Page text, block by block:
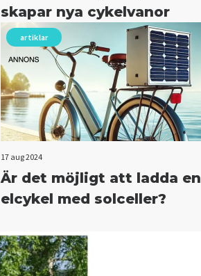
skapar nya cykelvanor
artiklar
17 aug 2024
Är det möjligt att ladda en
elcykel med solceller?